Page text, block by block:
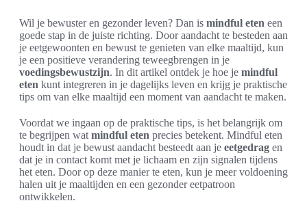
Wil je bewuster en gezonder leven? Dan is mindful eten een
goede stap in de juiste richting. Door aandacht te besteden aan
je eetgewoonten en bewust te genieten van elke maaltijd, kun
je een positieve verandering teweegbrengen in je
voedingsbewustzijn. In dit artikel ontdek je hoe je mindful
eten kunt integreren in je dagelijks leven en krijg je praktische
tips om van elke maaltijd een moment van aandacht te maken.
Voordat we ingaan op de praktische tips, is het belangrijk om
te begrijpen wat mindful eten precies betekent. Mindful eten
houdt in dat je bewust aandacht besteedt aan je eetgedrag en
dat je in contact komt met je lichaam en zijn signalen tijdens
het eten. Door op deze manier te eten, kun je meer voldoening
halen uit je maaltijden en een gezonder eetpatroon
ontwikkelen.